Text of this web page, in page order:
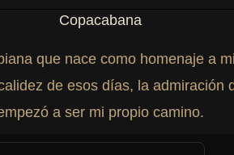
Copacabana
que nace como homenaje a
de esos días, la
a ser mi propio camino.